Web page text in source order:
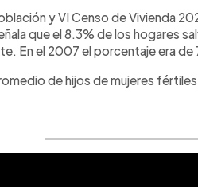
y VI Censo de Vivienda
que el 8.3% de los hogares
En el 2007 el porcentaje era de
de hijos de mujeres